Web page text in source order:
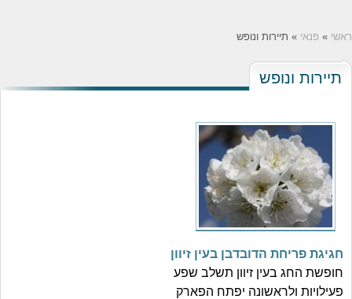
ראשי » פנאי » תיירות ונופש
תיירות ונופש
חגיגת פריחת הדובדבן בעין זיוון
חופשת החג בעין זיוון תשלב שפע
פעילויות ולראשונה יפתח הפארק